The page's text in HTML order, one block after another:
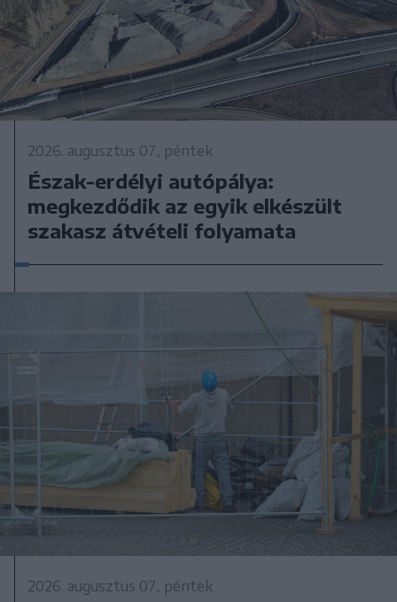
2026. augusztus 07., péntek
Észak-erdélyi autópálya:
megkezdődik az egyik elkészült
szakasz átvételi folyamata
2026. augusztus 07., péntek